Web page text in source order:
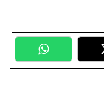
WhatsApp